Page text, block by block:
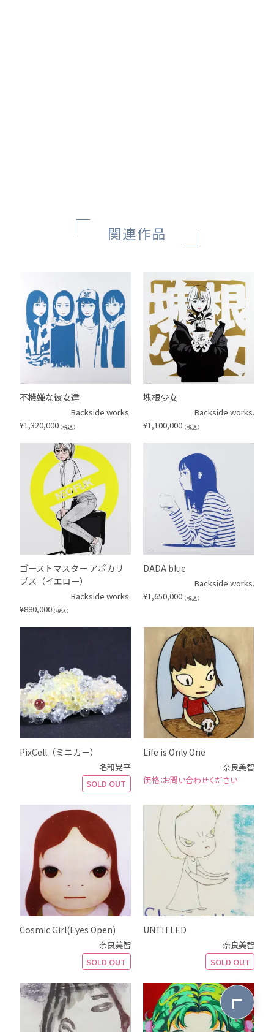
関連作品
不機嫌な彼女達
Backside works.
¥1,320,000 （税込）
塊根少女
Backside works.
¥1,100,000 （税込）
ゴーストマスター アポカリ
プス（イエロー）
Backside works.
¥880,000 （税込）
DADA blue
Backside works.
¥1,650,000 （税込）
PixCell（ミニカー）
名和晃平
SOLD OUT
Life is Only One
奈良美智
お問い合わせください
Cosmic Girl(Eyes Open)
奈良美智
SOLD OUT
UNTITLED
奈良美智
SOLD OUT
ページ最上